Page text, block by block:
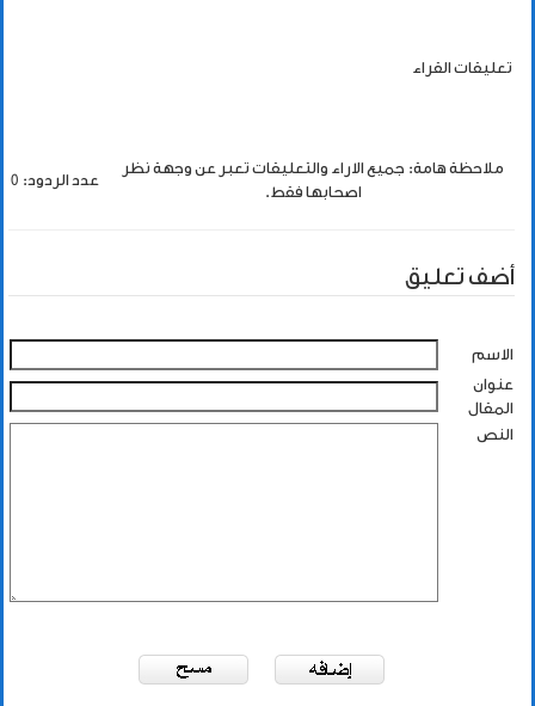
تعليقات القراء
ملاحظة هامة: جميع الاراء والتعليقات تعبر عن وجهة نظر
اصحابها فقط.
عدد الردود: 0
أضف تعليق
الاسم
عنوان
المقال
النص